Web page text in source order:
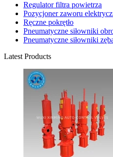
Regulator filtra powietrza
Pozycjoner zaworu
Ręczne pokrętło
Pneumatyczne siłowniki
Pneumatyczne siłowniki
Latest Products